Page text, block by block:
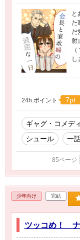
と
た
だ
射
し
24h.ポイント 7pt
ギャグ・コメディ
シュール
一
85ページ
少年向け 完結
ツッコめ！